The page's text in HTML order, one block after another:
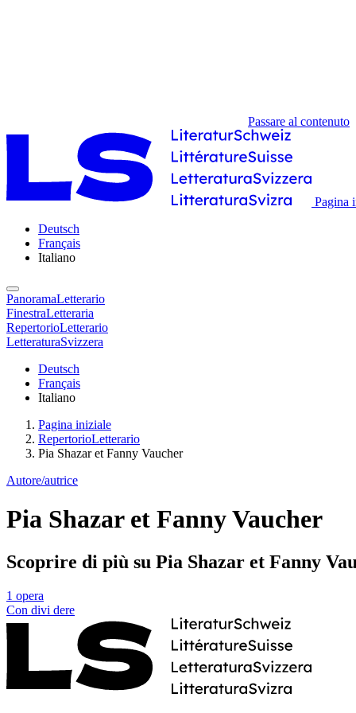
Passare al contenuto
Pagina
Deutsch
Français
Italiano
PanoramaLetterario
FinestraLetteraria
RepertorioLetterario
LetteraturaSvizzera
Deutsch
Français
Italiano
Pagina iniziale
RepertorioLetterario
Pia Shazar et Fanny Vaucher
Autore/autrice
Pia Shazar et Fanny Vaucher
Scoprire di più su Pia Shazar et Fanny
1 opera
Con divi dere